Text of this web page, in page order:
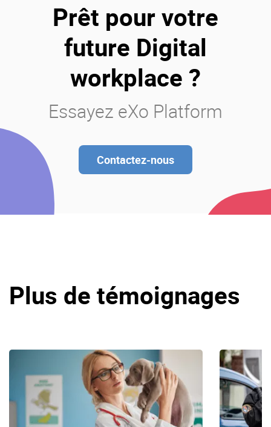
Prêt pour votre
future Digital
workplace ?
Essayez eXo Platform
Contactez-nous
Plus de témoignages